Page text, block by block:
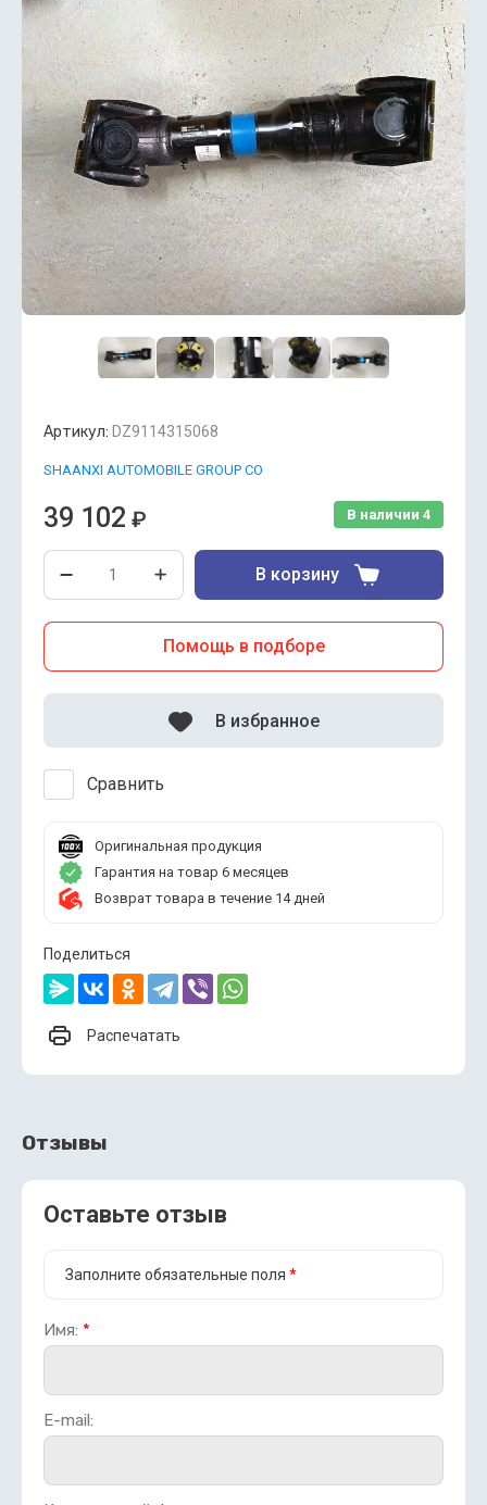
Артикул: DZ9114315068
SHAANXI AUTOMOBILE GROUP CO
В наличии 4
39 102 ₽
В корзину
Помощь в подборе
Сравнить
В избранное
Оригинальная продукция
Гарантия на товар 6 месяцев
Возврат товара в течение 14 дней
Поделиться
Распечатать
Отзывы
Оставьте отзыв
Заполните обязательные поля *
Имя: *
E-mail: